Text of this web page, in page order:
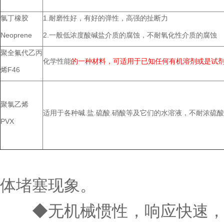
氯丁橡胶
Neoprene
1.耐磨性好，有好的弹性，高强的扯断力
2.一般低浓度酸碱盐介质的腐蚀，不耐氧化性介质的腐蚀
聚全氟代乙丙
烯F46
化学性能的一种材料，可适用于已知任何有机溶剂或是试
聚氯乙烯
PVX
适用于各种碱.盐.硫酸.硝酸等及它们的水溶液，不耐浓硫
体堵塞现象。
◆无机械惯性，响应快速，